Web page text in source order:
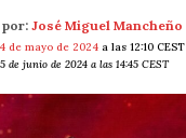
por: José Miguel Mancheño
de mayo de 2024 a las 12:10 CEST
de junio de 2024 a las 14:45 CEST